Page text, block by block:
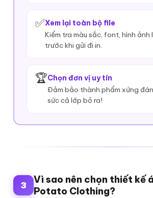
✅Xem lại toàn bộ file
Kiểm tra màu sắc, font, hình ảnh
trước khi gửi đi in.
🏆Chọn đơn vị uy tín
Đảm bảo thành phẩm xứng
sức cả lớp bỏ ra!
3
Vì sao nên chọn thiết kế
Potato Clothing?